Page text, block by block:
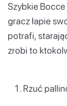
Szybkie
gracz łapie
potrafi,
zrobi to
Rzuć